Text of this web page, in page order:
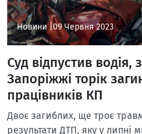
Новини | 09 Червня 2023
Суд відпустив водія,
Запоріжжі торік
працівників КП
Двоє загиблих, ще троє
результати ДТП, яку у липні